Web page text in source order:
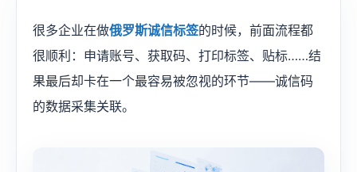
很多企业在做俄罗斯诚信标签的时候，前面流程都
很顺利：申请账号、获取码、打印标签、贴标……结
果最后却卡在一个最容易被忽视的环节——诚信码
的数据采集关联。